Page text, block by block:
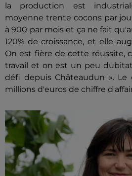
la production est
moyenne trente cocons par
à 900 par mois et ça ne fait
120% de croissance, et elle
On est fière de cette réussite,
travail et on est un peu
défi depuis Châteaudun ». Le
millions d'euros de chiffre